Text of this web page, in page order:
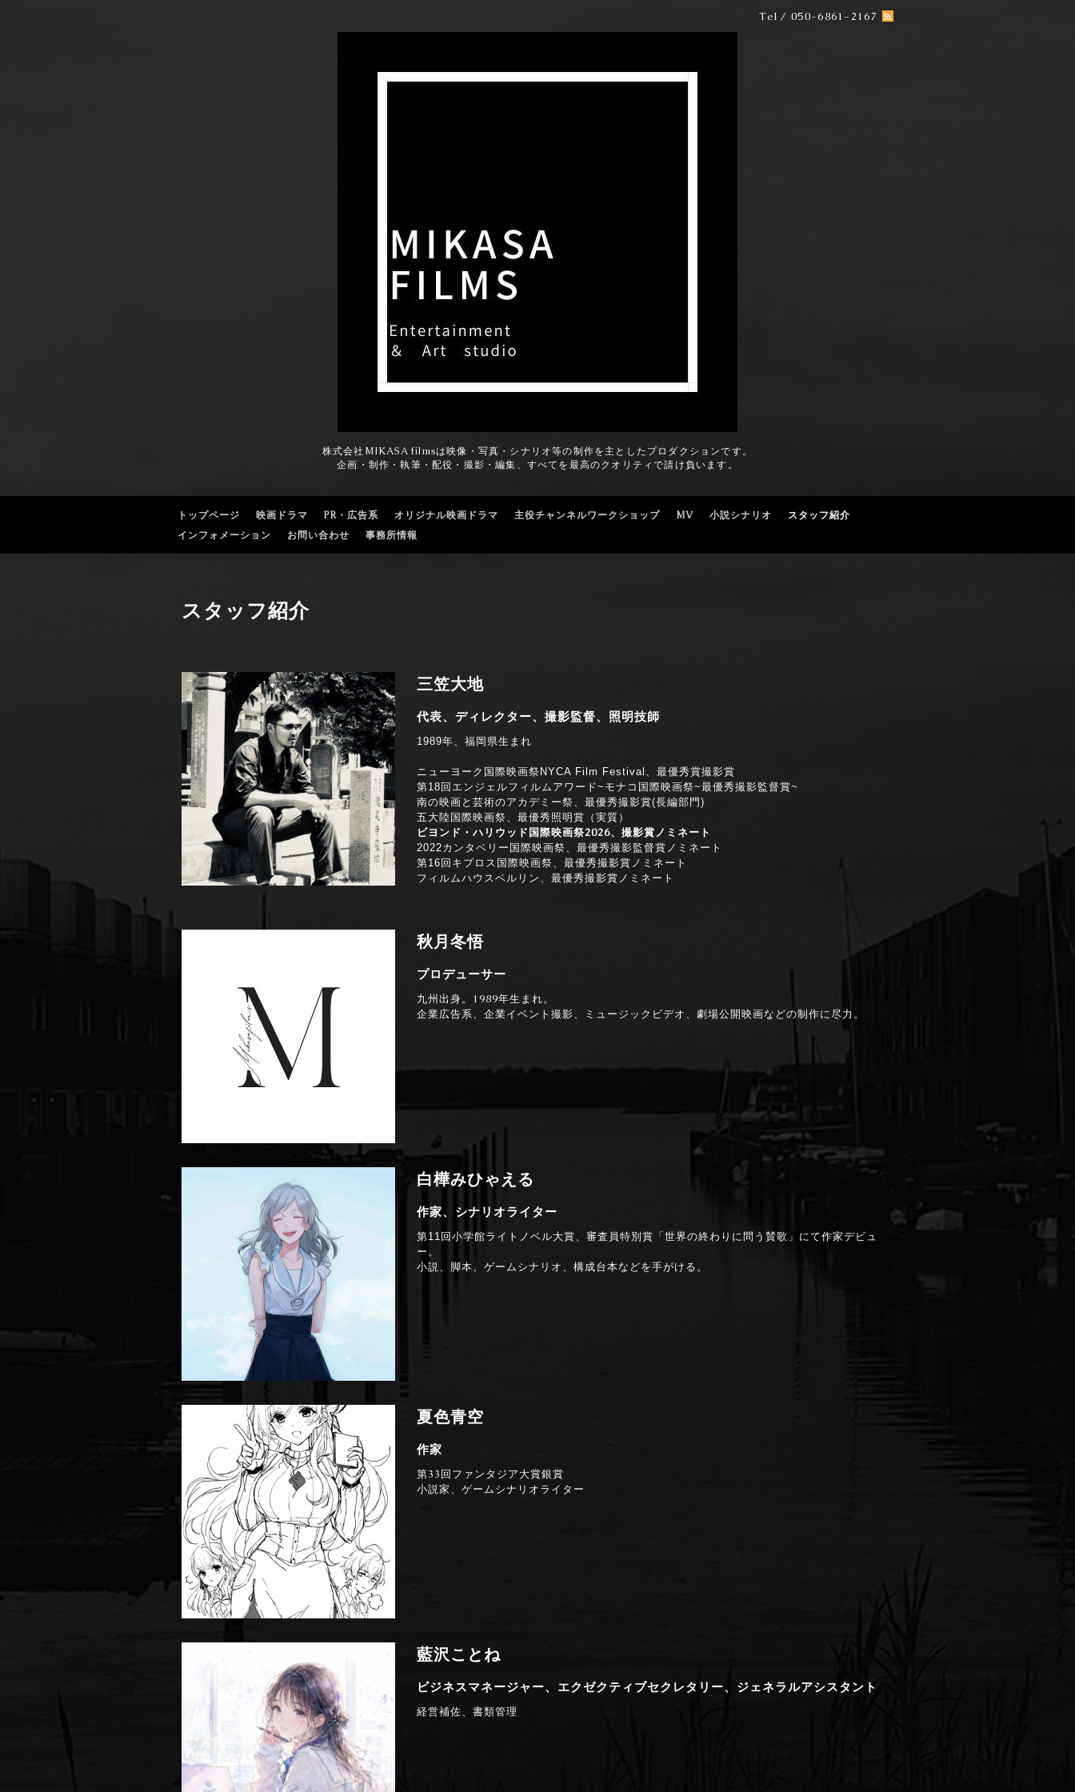
Tel / 050-6861-2167
株式会社MIKASA filmsは映像・写真・シナリオ等の制作を主としたプロダクションです。
企画・制作・執筆・配役・撮影・編集、すべてを最高のクオリティで請け負います。
トップページ 映画ドラマ PR・広告系 オリジナル映画ドラマ 主役チャンネルワークショップ MV 小説シナリオ
スタッフ紹介
インフォメーション
お問い合わせ 事務所情報
スタッフ紹介
三笠大地
代表、ディレクター、撮影監督、照明技師
1989年、福岡県生まれ
ニューヨーク国際映画祭NYCA Film Festival、最優秀賞撮影賞
第18回エンジェルフィルムアワード~モナコ国際映画祭~最優秀撮影監督賞~
南の映画と芸術のアカデミー祭、最優秀撮影賞(長編部門)
五大陸国際映画祭、最優秀照明賞（実質）
ビヨンド・ハリウッド国際映画祭2026、撮影賞ノミネート
2022カンタベリー国際映画祭、最優秀撮影監督賞ノミネート
第16回キプロス国際映画祭、最優秀撮影賞ノミネート
フィルムハウスベルリン、最優秀撮影賞ノミネート
秋月冬悟
プロデューサー
九州出身。1989年生まれ。
企業広告系、 企業イベント撮影、ミュージックビデオ、劇場公開映画などの制作に尽力。
白樺みひゃえる
作家、シナリオライター
第11回小学館ライトノベル大賞、審査員特別賞「世界の終わりに問う賛歌」にて作家デビュ
ー。
小説、脚本、ゲームシナリオ、構成台本などを手がける。
夏色青空
作家
第33回ファンタジア大賞銀賞
小説家、ゲームシナリオライター
藍沢ことね
ビジネスマネージャー、エクゼクティブセクレタリー、ジェネラルアシスタント
経営補佐、書類管理